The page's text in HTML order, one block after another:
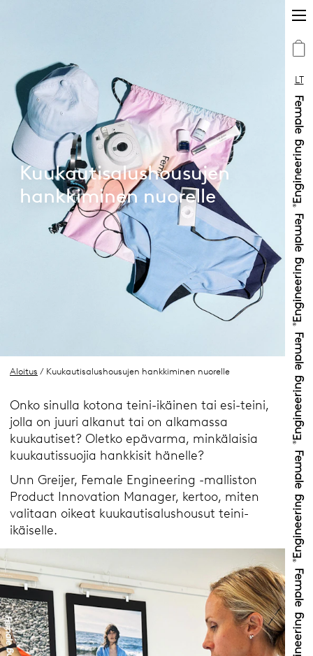
LT
Kuukautisalushousujen
hankkiminen nuorelle
Aloitus / Kuukautisalushousujen hankkiminen nuorelle
Onko sinulla kotona teini-ikäinen tai esi-teini,
jolla on juuri alkanut tai on alkamassa
kuukautiset? Oletko epävarma, minkälaisia
kuukautissuojia hankkisit hänelle?
Unn Greijer, Female Engineering -malliston
Product Innovation Manager, kertoo, miten
valitaan oikeat kuukautisalushousut teini-
ikäiselle.